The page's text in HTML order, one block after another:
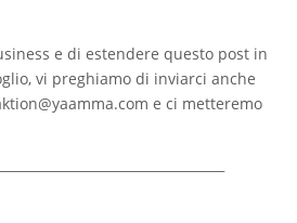
e di estendere questo post in
vi preghiamo di inviarci anche
e ci metteremo